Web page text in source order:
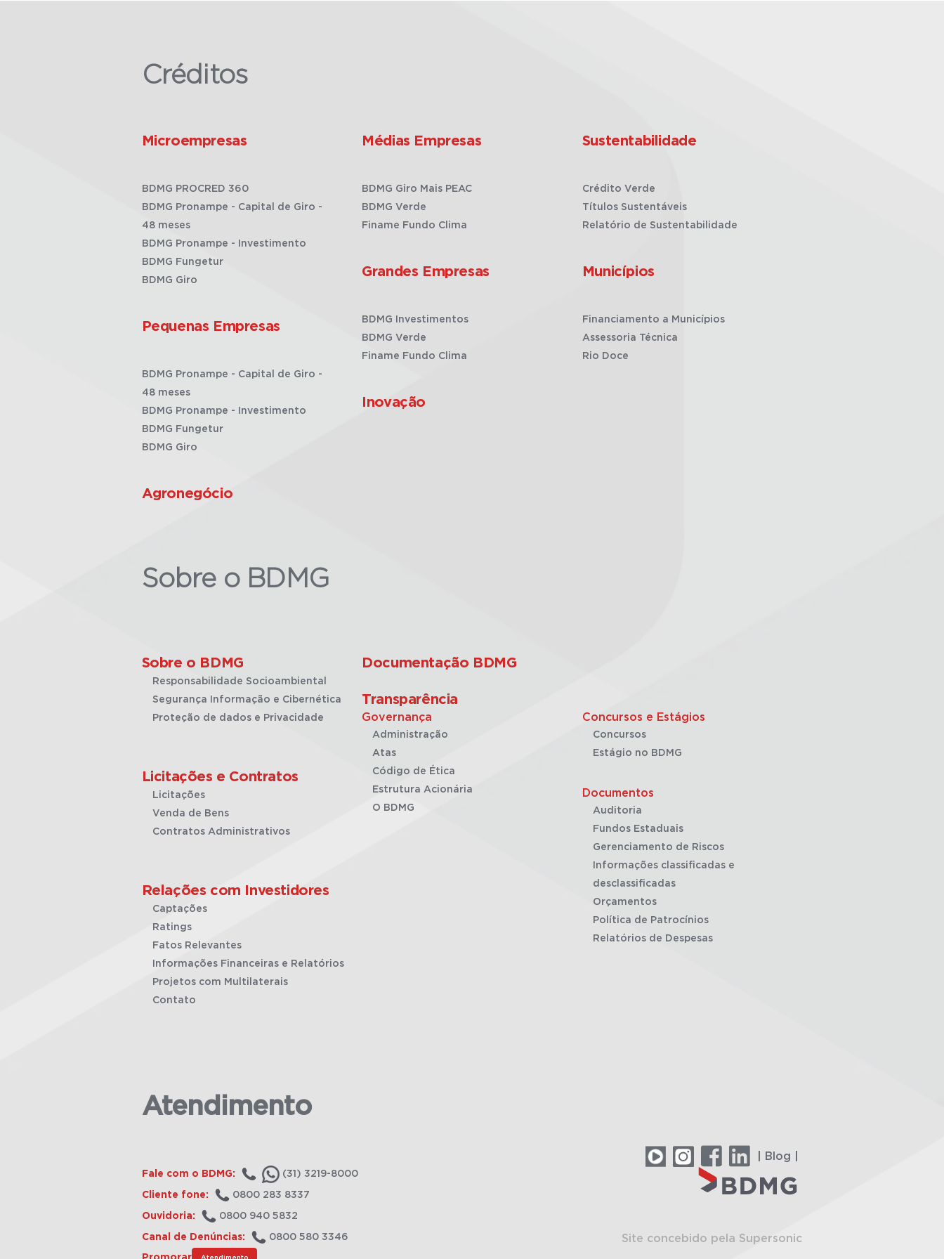
Créditos
Microempresas
BDMG PROCRED 360
BDMG Pronampe - Capital de Giro -
48 meses
BDMG Pronampe - Investimento
BDMG Fungetur
BDMG Giro
Pequenas Empresas
BDMG Pronampe - Capital de Giro -
48 meses
BDMG Pronampe - Investimento
BDMG Fungetur
BDMG Giro
Agronegócio
Médias Empresas
BDMG Giro Mais PEAC
BDMG Verde
Finame Fundo Clima
Grandes Empresas
BDMG Investimentos
BDMG Verde
Finame Fundo Clima
Inovação
Sustentabilidade
Crédito Verde
Títulos Sustentáveis
Relatório de Sustentabilidade
Municípios
Financiamento a Municípios
Assessoria Técnica
Rio Doce
Sobre o BDMG
Sobre o BDMG
Responsabilidade Socioambiental
Segurança Informação e Cibernética
Proteção de dados e Privacidade
Licitações e Contratos
Licitações
Venda de Bens
Contratos Administrativos
Relações com Investidores
Captações
Ratings
Fatos Relevantes
Informações Financeiras e Relatórios
Projetos com Multilaterais
Contato
Documentação BDMG
Transparência
Governança
Administração
Atas
Código de Ética
Estrutura Acionária
O BDMG
Concursos e Estágios
Concursos
Estágio no BDMG
Documentos
Auditoria
Fundos Estaduais
Gerenciamento de Riscos
Informações classificadas e
desclassificadas
Orçamentos
Política de Patrocínios
Relatórios de Despesas
Atendimento
Fale com o BDMG: (31) 3219-8000
Cliente fone: 0800 283 8337
Ouvidoria: 0800 940 5832
Canal de Denúncias: 0800 580 3346
Atendimento
| Blog |
Site concebido pela Supersonic